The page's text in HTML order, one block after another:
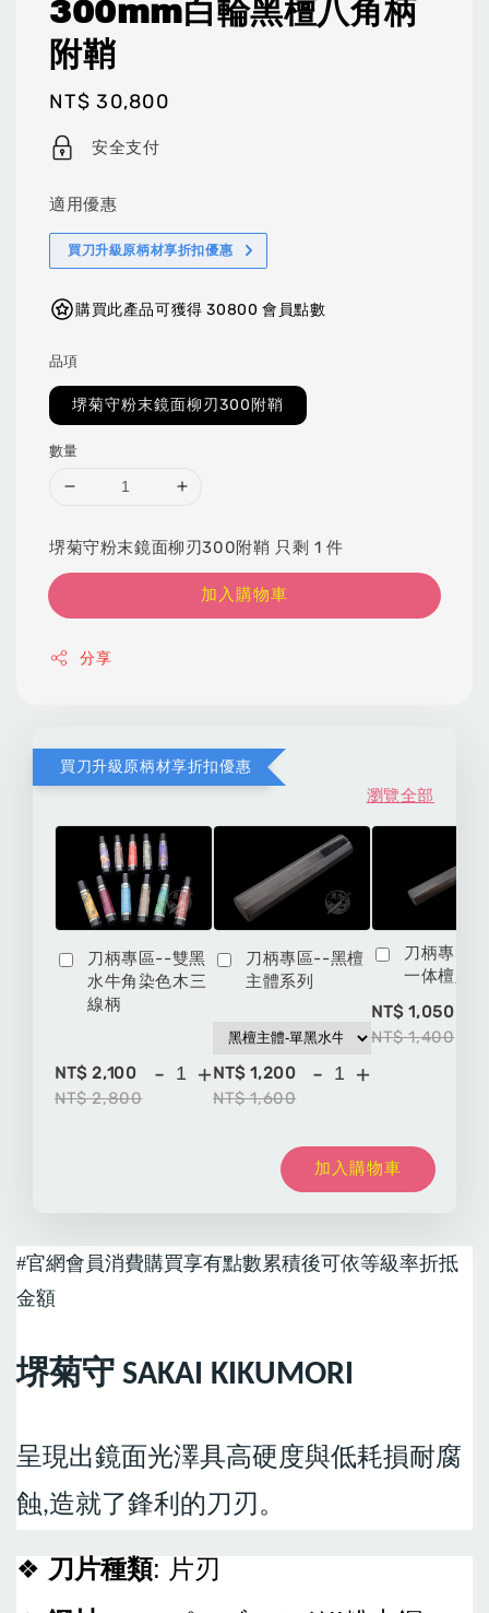
300mm白輪黑檀八角柄
附鞘
Regular
price
NT$ 30,800
安全支付
適用優惠
買刀升級原柄材享折扣優惠
購買此產品可獲得 30800 會員點數
品項
堺菊守粉末鏡面柳刃300附鞘
數量
堺菊守粉末鏡面柳刃300附鞘 只剩 1 件
加入購物車
分享
買刀升級原柄材享折扣優惠
瀏覽全部
刀柄專區--雙黑
水牛角染色木三
線柄
NT$ 2,100
NT$ 2,800
- +
刀柄專區--黑檀
主體系列
NT$ 1,200
NT$ 1,600
- +
刀柄專區
一体檀八
NT$ 1,050
NT$ 1,400
加入購物車
#官網會員消費購買享有點數累積後可依等級率折抵
金額
堺菊守 SAKAI KIKUMORI
呈現出鏡面光澤具高硬度與低耗損耐腐
蝕,造就了鋒利的刀刃。
❖ 刀片種類: 片刃